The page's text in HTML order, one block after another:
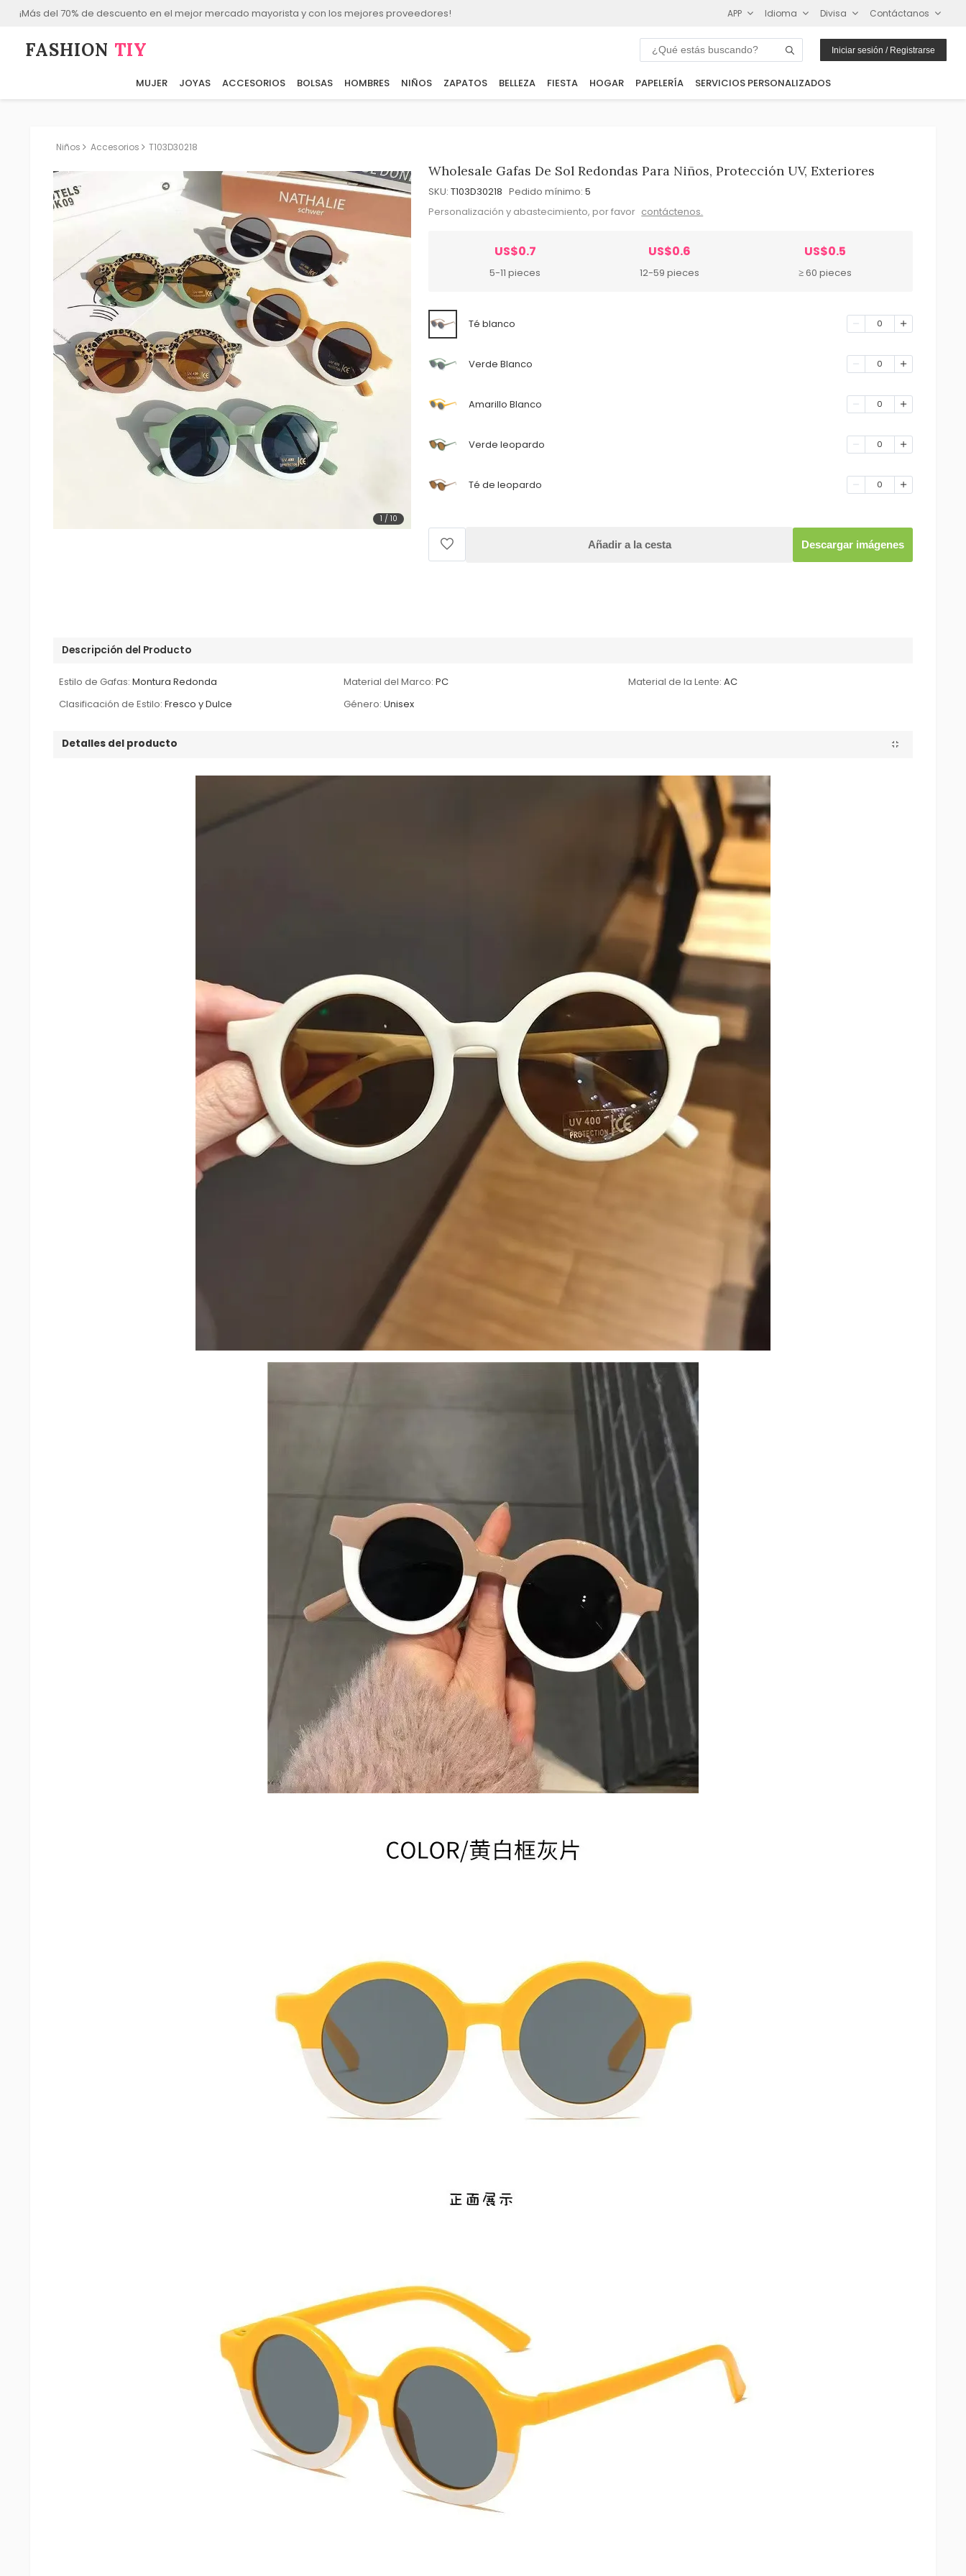
¡Más del 70% de descuento en el mejor mercado mayorista y con los mejores proveedores! APP Idioma Divisa Contáctanos
FASHION⁠ TIY Iniciar sesión / Registrarse
MUJER JOYAS ACCESORIOS BOLSAS HOMBRES NIÑOS ZAPATOS BELLEZA FIESTA HOGAR PAPELERÍA SERVICIOS PERSONALIZADOS
Niños Accesorios T103D30218
1 / 10
Wholesale Gafas De Sol Redondas Para Niños, Protección UV, Exteriores
SKU: T103D30218 Pedido mínimo: 5
Personalización y abastecimiento, por favor contáctenos.
US$0.7
5-11 pieces
US$0.6
12-59 pieces
US$0.5
≥ 60 pieces
Té blanco 0
Verde Blanco 0
Amarillo Blanco 0
Verde leopardo 0
Té de leopardo 0
Añadir a la cesta Descargar imágenes
Descripción del Producto
Estilo de Gafas: Montura Redonda Material del Marco: PC Material de la Lente: AC
Clasificación de Estilo: Fresco y Dulce Género: Unisex
Detalles del producto